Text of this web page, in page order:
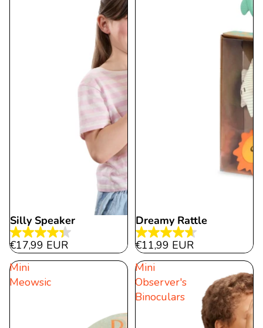
Silly Speaker
4.4
von
Sternen.
€17,99 EUR
Dreamy Rattle
4.6
von
Sternen.
11
Bewertungen
€11,99 EUR
Mini
Meowsic
Mini
Observer's
Binoculars